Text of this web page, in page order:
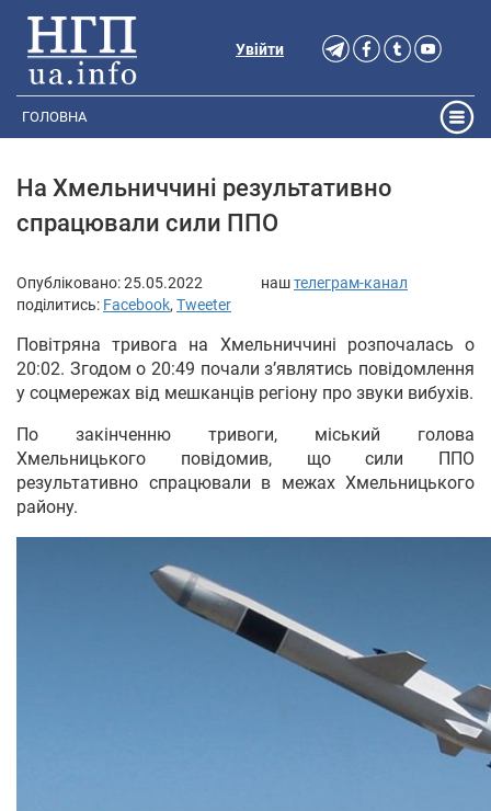
Увійти
ГОЛОВНА
На Хмельниччині результативно
спрацювали сили ППО
Опубліковано:25.05.2022 наштелеграм-канал
поділитись: Facebook, Tweeter
Повітряна тривога на Хмельниччині розпочалась о
20:02. Згодом о 20:49 почали з’являтись повідомлення
у соцмережах від мешканців регіону про звуки вибухів.
По закінченню тривоги, міський голова
Хмельницького повідомив, що сили ППО
результативно спрацювали в межах Хмельницького
району.